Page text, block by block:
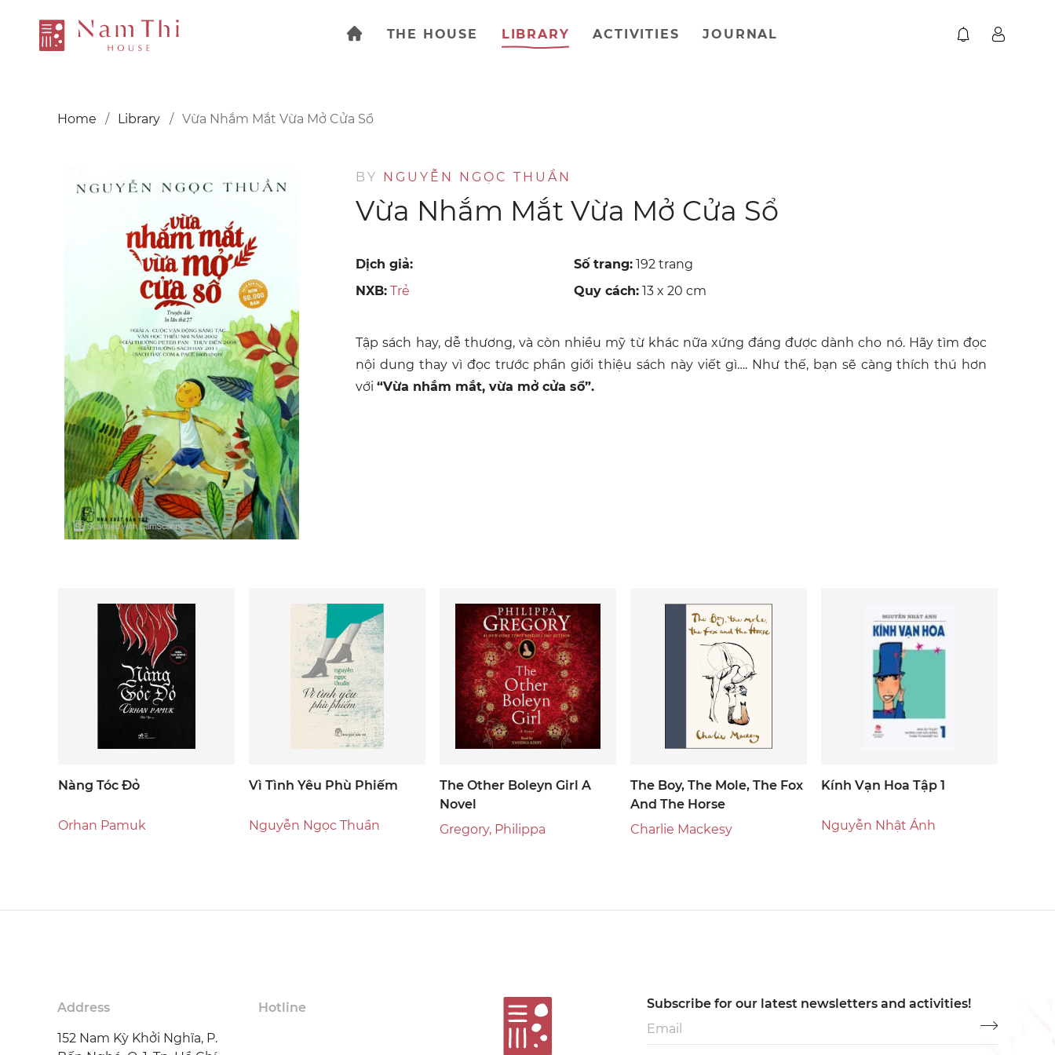
THE HOUSE LIBRARY ACTIVITIES JOURNAL
Home Library Vừa Nhắm Mắt Vừa Mở Cửa Sổ
BY NGUYỄN NGỌC THUẦN
Vừa Nhắm Mắt Vừa Mở Cửa Sổ
Dịch giả: Số trang: 192 trang
NXB: Trẻ Quy cách: 13 x 20 cm
Tập sách hay, dễ thương, và còn nhiều mỹ từ khác nữa xứng đáng được dành cho nó. Hãy tìm đọc
nội dung thay vì đọc trước phần giới thiệu sách này viết gì…. Như thế, bạn sẽ càng thích thú hơn
với“Vừa nhắm mắt, vừa mở cửa sổ”.
Nàng Tóc Đỏ
Orhan Pamuk
Vì Tình Yêu Phù Phiếm
Nguyễn Ngọc Thuần
The Other Boleyn Girl A
Novel
Gregory, Philippa
The Boy, The Mole, The Fox
And The Horse
Charlie Mackesy
Kính Vạn Hoa Tập 1
Nguyễn Nhật Ánh
Address
152 Nam Kỳ Khởi Nghĩa, P.
Hotline Subscribe for our latest newsletters and activities!